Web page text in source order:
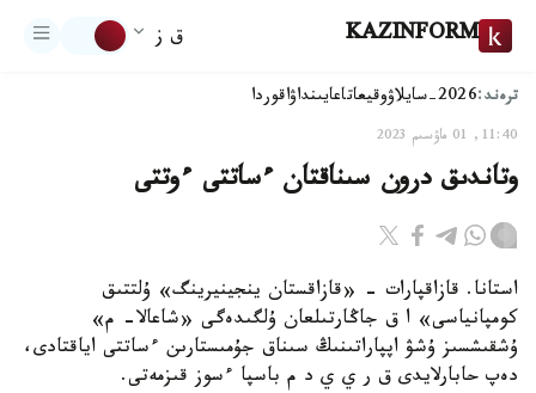
KAZINFORM ق ز
ترەند:2026-سايلاۋ وقيعاتاعايىنداۋاقوردا
11:40, 01 ماۋسىم 2023
وتاندىق درون سىناقتان ءساتتى ءوتتى
استانا. قازاقپارات - «قازاقستان ينجينيرينگ» ۇلتتىق
كومپانياسى» ا ق جاڭارتىلعان ۇلگىدەگى «شاعالا- م»
ۇشقىشسىز ۇشۋ اپپاراتىنىڭ سىناق جۇمىستارىن ءساتتى اياقتادى،
دەپ حابارلايدى ق ر ي ي د م باسپا ءسوز قىزمەتى.